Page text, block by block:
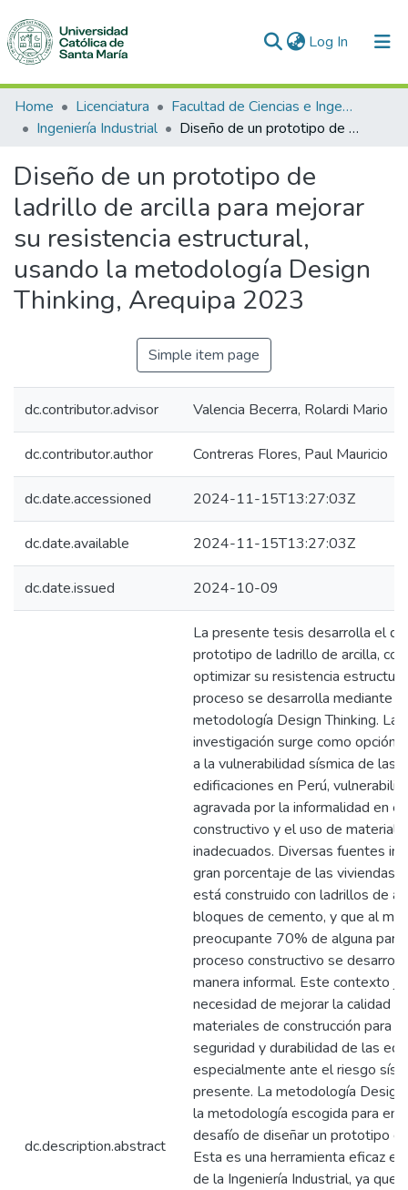
Log In (current)
Communities & Collections
All of DSpace
Statistics
Home Licenciatura
Facultad de Ciencias e Ingenierías Físicas y Formales
Ingeniería Industrial
Diseño de un prototipo de ladrillo de arcilla para mejorar su resistencia estructural, usando la metodología Design Thinking, Arequipa 2023
Diseño de un prototipo de
ladrillo de arcilla para mejorar
su resistencia estructural,
usando la metodología Design
Thinking, Arequipa 2023
Simple item page
dc.contributor.advisor Valencia Becerra, Rolardi Mario
dc.contributor.author Contreras Flores, Paul Mauricio
dc.date.accessioned 2024-11-15T13:27:03Z
dc.date.available 2024-11-15T13:27:03Z
dc.date.issued 2024-10-09
dc.description.abstract
La presente tesis desarrolla el
prototipo de ladrillo de arcilla,
optimizar su resistencia
proceso se desarrolla mediante la
metodología Design Thinking. La
investigación surge como opción
a la vulnerabilidad sísmica de las
edificaciones en Perú,
agravada por la informalidad en
constructivo y el uso de
inadecuados. Diversas fuentes
gran porcentaje de las viviendas
está construido con ladrillos de
bloques de cemento, y que al
preocupante 70% de alguna
proceso constructivo se
manera informal. Este contexto
necesidad de mejorar la calidad
materiales de construcción para
seguridad y durabilidad de las
especialmente ante el riesgo
presente. La metodología Design
la metodología escogida para
desafío de diseñar un prototipo
Esta es una herramienta eficaz
de la Ingeniería Industrial, ya que